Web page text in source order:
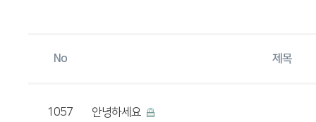
No 제목
1057 안녕하세요